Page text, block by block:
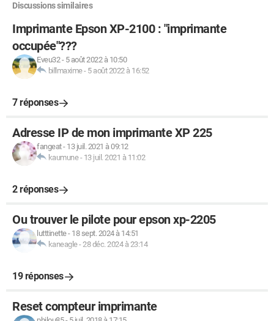
Discussions similaires
Imprimante Epson XP-2100 : "imprimante
occupée"???
Eveu32- 5 août 2022 à 10:50
billmaxime- 5 août 2022 à 16:52
7 réponses
Adresse IP de mon imprimante XP 225
fangeat- 13 juil. 2021 à 09:12
kaumune- 13 juil. 2021 à 11:02
2 réponses
Ou trouver le pilote pour epson xp-2205
lutttinette- 18 sept. 2024 à 14:51
kaneagle-28 déc. 2024 à 23:14
19 réponses
Reset compteur imprimante